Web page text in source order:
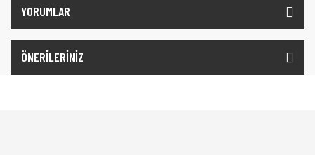
YORUMLAR
ÖNERİLERİNİZ